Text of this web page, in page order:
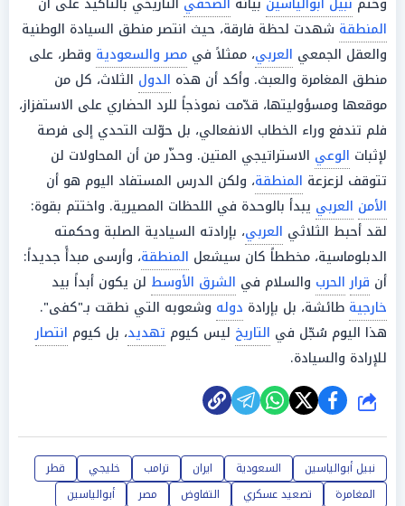
المنطقة شهدت لحظة فارقة، حيث انتصر منطق السيادة الوطنية
والعقل الجمعي العربي، ممثلاً في مصر والسعودية وقطر، على
منطق المغامرة والعبث. وأكد أن هذه الدول الثلاث، كل من
موقعها ومسؤوليتها، قدّمت نموذجاً للرد الحضاري على الاستفزاز،
فلم تندفع وراء الخطاب الانفعالي، بل حوّلت التحدي إلى فرصة
لإثبات الوعي الاستراتيجي المتين. وحذّر من أن المحاولات لن
تتوقف لزعزعة المنطقة، ولكن الدرس المستفاد اليوم هو أن
الأمن العربي يبدأ بالوحدة في اللحظات المصيرية. واختتم بقوة:
لقد أحبط الثلاثي العربي، بإرادته السيادية الصلبة وحكمته
الدبلوماسية، مخططاً كان سيشعل المنطقة، وأرسى مبدأً جديداً:
أن قرار الحرب والسلام في الشرق الأوسط لن يكون أبداً بيد
خارجية طائشة، بل بإرادة دوله وشعوبه التي نطقت بـ"كفى".
هذا اليوم سُجّل في التاريخ ليس كيوم تهديد، بل كيوم انتصار
للإرادة والسيادة.
شارك
نبيل أبوالياسين السعودية ايران ترامب خليجي
قطر
المغامرة
تصعيد عسكري التفاوض مصر
أبوالياسين